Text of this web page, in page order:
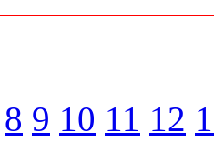
8 9 10 11 12